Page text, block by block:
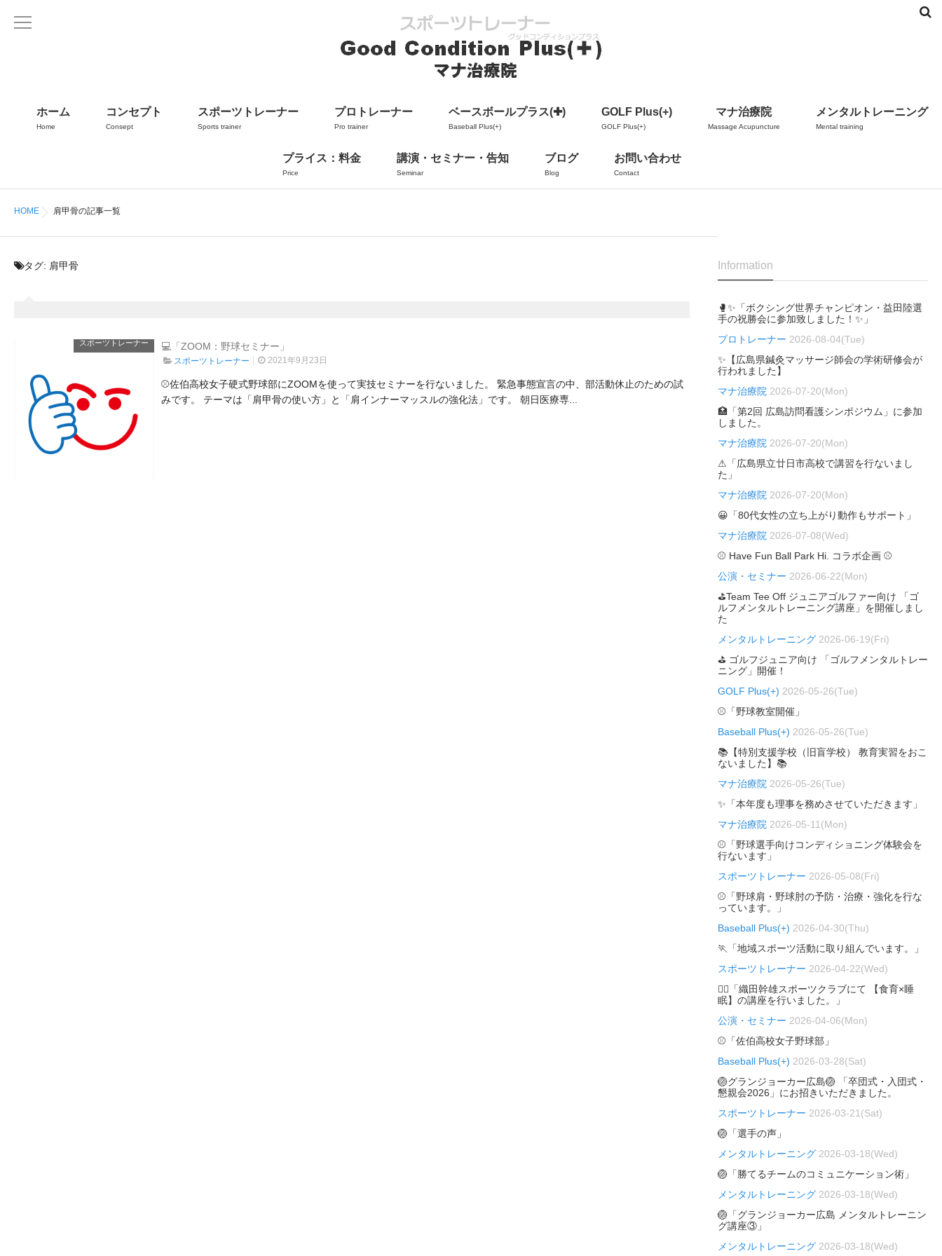
ホーム
Home
コンセプト
Consept
スポーツトレーナー
Sports trainer
プロトレーナー
Pro trainer
ベースボールプラス(✚)
Baseball Plus(+)
GOLF Plus(+)
GOLF Plus(+)
マナ治療院
Massage Acupuncture
メンタルトレーニング
Mental training
プライス：料金
Price
講演・セミナー・告知
Seminar
ブログ
Blog
お問い合わせ
Contact
HOME 肩甲骨の記事一覧
タグ: 肩甲骨
スポーツトレーナー 💻「ZOOM：野球セミナー」
スポーツトレーナー 2021年9月23日
⚾佐伯高校女子硬式野球部にZOOMを使って実技セミナーを行ないました。 緊急事態宣言の中、部活動休止のための試
みです。 テーマは「肩甲骨の使い方」と「肩インナーマッスルの強化法」です。 朝日医療専...
Information
🥊✨「ボクシング世界チャンピオン・益田陸選
手の祝勝会に参加致しました！✨」
プロトレーナー 2026-08-04(Tue)
✨【広島県鍼灸マッサージ師会の学術研修会が
行われました】
マナ治療院 2026-07-20(Mon)
🏥「第2回 広島訪問看護シンポジウム」に参加
しました。
マナ治療院 2026-07-20(Mon)
⚠「広島県立廿日市高校で講習を行ないまし
た」
マナ治療院 2026-07-20(Mon)
😀「80代女性の立ち上がり動作もサポート」
マナ治療院 2026-07-08(Wed)
⚾ Have Fun Ball Park Hi. コラボ企画 ⚾
公演・セミナー 2026-06-22(Mon)
⛳Team Tee Off ジュニアゴルファー向け 「ゴ
ルフメンタルトレーニング講座」を開催しまし
た
メンタルトレーニング 2026-06-19(Fri)
⛳ ゴルフジュニア向け 「ゴルフメンタルトレー
ニング」開催！
GOLF Plus(+) 2026-05-26(Tue)
⚾「野球教室開催」
Baseball Plus(+) 2026-05-26(Tue)
📚【特別支援学校（旧盲学校） 教育実習をおこ
ないました】📚
マナ治療院 2026-05-26(Tue)
✨「本年度も理事を務めさせていただきます」
マナ治療院 2026-05-11(Mon)
⚾「野球選手向けコンディショニング体験会を
行ないます」
スポーツトレーナー 2026-05-08(Fri)
⚾「野球肩・野球肘の予防・治療・強化を行な
っています。」
Baseball Plus(+) 2026-04-30(Thu)
🏃「地域スポーツ活動に取り組んでいます。」
スポーツトレーナー 2026-04-22(Wed)
🏃‍♂️「織田幹雄スポーツクラブにて 【食育×睡
眠】の講座を行いました。」
公演・セミナー 2026-04-06(Mon)
⚾「佐伯高校女子野球部」
Baseball Plus(+) 2026-03-28(Sat)
🏐グランジョーカー広島🏐 「卒団式・入団式・
懇親会2026」にお招きいただきました。
スポーツトレーナー 2026-03-21(Sat)
🏐「選手の声」
メンタルトレーニング 2026-03-18(Wed)
🏐「勝てるチームのコミュニケーション術」
メンタルトレーニング 2026-03-18(Wed)
🏐「グランジョーカー広島 メンタルトレーニン
グ講座③」
メンタルトレーニング 2026-03-18(Wed)